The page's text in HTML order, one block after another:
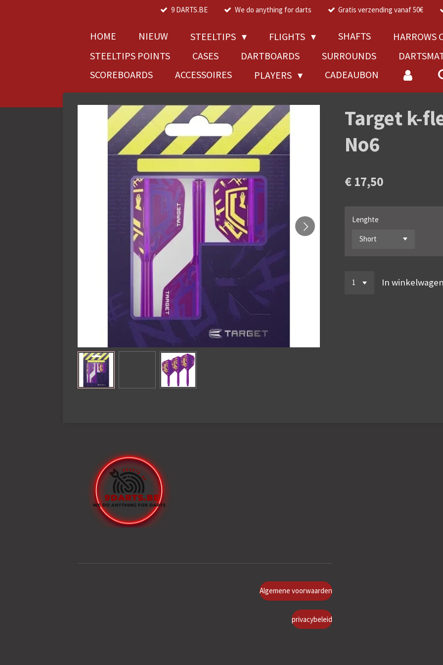
9 DARTS.BE We do anything for darts Gratis verzending vanaf 50€
HOME NIEUW STEELTIPS FLIGHTS SHAFTS
HARROWS
STEELTIPS POINTS
CASES DARTBOARDS SURROUNDS
SCOREBOARDS
ACCESSOIRES PLAYERS CADEAUBON
Target k-
No6
€ 17,50
Lenghte
In
Algemene voorwaarden
privacybeleid